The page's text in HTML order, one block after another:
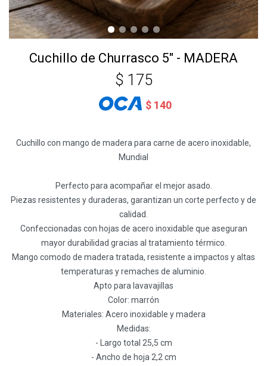
Cuchillo de Churrasco 5" - MADERA
$ 175
$ 140
Cuchillo con mango de madera para carne de acero inoxidable,
Mundial
Perfecto para acompañar el mejor asado.
Piezas resistentes y duraderas, garantizan un corte perfecto y de
calidad.
Confeccionadas con hojas de acero inoxidable que aseguran
mayor durabilidad gracias al tratamiento térmico.
Mango comodo de madera tratada, resistente a impactos y altas
temperaturas y remaches de aluminio.
Apto para lavavajillas
Color: marrón
Materiales: Acero inoxidable y madera
Medidas:
- Largo total 25,5 cm
- Ancho de hoja 2,2 cm